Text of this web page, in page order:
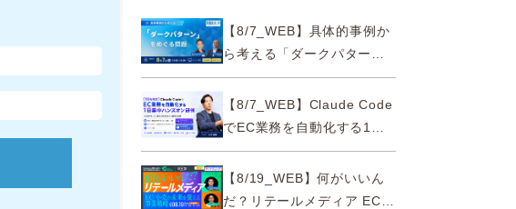
【8/7_WEB】具体的事例か
ら考える「ダークパター
ン」をめぐる問題【薬事法
広告研究所×通販通信
ECMO】
【8/7_WEB】Claude Code
でEC業務を自動化する1日
集中ハンズオン研修【10名
限定・東京三田】
【8/19_WEB】何がいいん
だ？リテールメディア EC・